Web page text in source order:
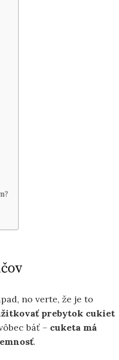
no verte, že je to
prebytok cukiet
báť – cuketa má
.